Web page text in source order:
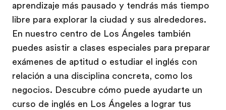
aprendizaje más pausado y tendrás más tiempo
libre para explorar la ciudad y sus alrededores.
En nuestro centro de Los Ángeles también
puedes asistir a clases especiales para preparar
exámenes de aptitud o estudiar el inglés con
relación a una disciplina concreta, como los
negocios. Descubre cómo puede ayudarte un
curso de inglés en Los Ángeles a lograr tus